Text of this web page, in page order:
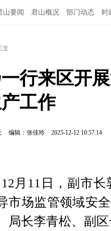
山要闻 君山概况 部门动态 时
文
行来区开
工作
编辑：张佳玲 2025-12-12 10:57:14
12月11日，副市
市场监管领域安
局长李青松、副